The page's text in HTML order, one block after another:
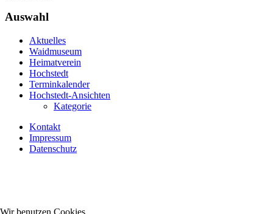
Auswahl
Aktuelles
Waidmuseum
Heimatverein
Hochstedt
Terminkalender
Hochstedt-Ansichten
Kategorie
Kontakt
Impressum
Datenschutz
Wir benutzen Cookies